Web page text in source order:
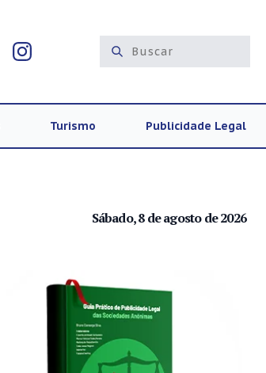
Turismo Publicidade Legal
Sábado, 8 de agosto de 2026